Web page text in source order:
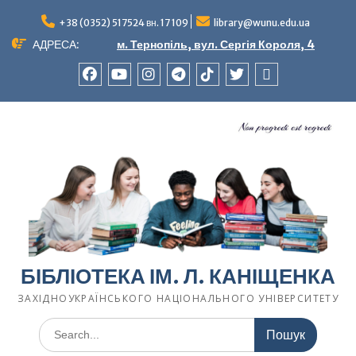
вмісту
+38 (0352) 517524 вн. 17 109 library@wunu.edu.ua
АДРЕСА: м. Тернопіль, вул. Сергія Короля, 4
БІБЛІОТЕКА ІМ. Л. КАНІЩЕНКА
ЗАХІДНОУКРАЇНСЬКОГО НАЦІОНАЛЬНОГО УНІВЕРСИТЕТУ
Шукати: